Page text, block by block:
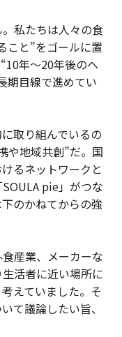
。私たちは人々の食
こと”をゴールに置
年～20年後のヘ
期目線で進めてい
取り組んでいるの
や地域共創”だ。国
るネットワークと
pie」がつな
のかねてからの強
産業、メーカーな
活者に近い場所に
えていました。そ
て議論したい旨、